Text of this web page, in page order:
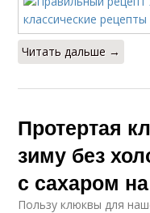
Читать дальше →
Протертая
зиму без
с сахаром
Пользу клюквы для